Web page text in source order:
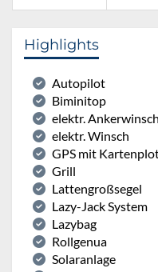
Highlights
Autopilot
Biminitop
elektr. Ankerwinsch
elektr. Winsch
GPS mit
Grill
Lattengroßsegel
Lazy-Jack System
Lazybag
Rollgenua
Solaranlage